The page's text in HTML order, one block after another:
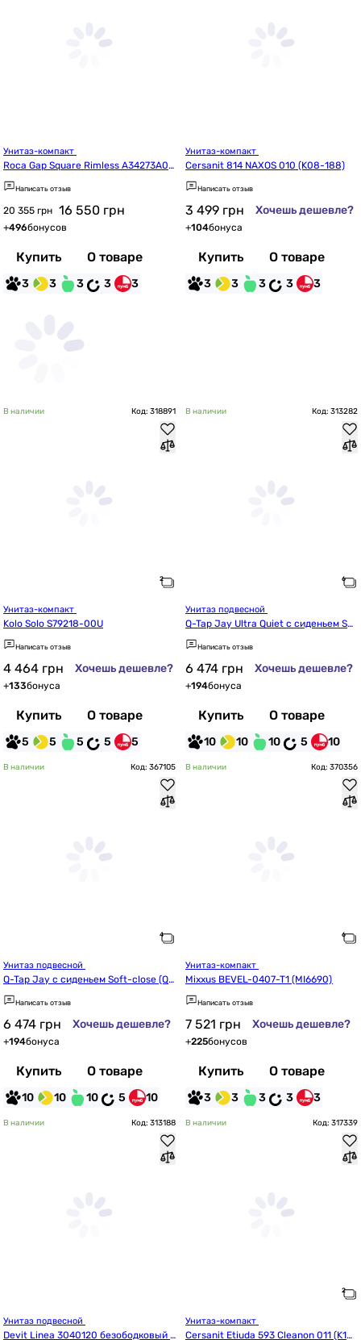
Roca Gap Square Rimless A34273A00
0+A341470000+A801732001
Написать отзыв
20 355 грн 16 550 грн
+496бонусов
Купить О товаре
3 3 3 3 3
Cersanit 814 NAXOS 010 (K08-188)
Написать отзыв
3 499 грн Хочешь дешевле?
+104бонуса
Купить О товаре
3 3 3 3 3
В наличии Код: 318891
Kolo Solo S79218-00U
Написать отзыв
4 464 грн Хочешь дешевле?
+133бонуса
Купить О товаре
5 5 5 5 5
В наличии Код: 313282
Q-Tap Jay Ultra Quiet с сиденьем Sof
t-close QT07335177W
Написать отзыв
6 474 грн Хочешь дешевле?
+194бонуса
Купить О товаре
10 10 10 5 10
В наличии Код: 367105
Q-Tap Jay с сиденьем Soft-close (QT
07335175W)
Написать отзыв
6 474 грн Хочешь дешевле?
+194бонуса
Купить О товаре
10 10 10 5 10
В наличии Код: 370356
Mixxus BEVEL-0407-T1 (MI6690)
Написать отзыв
7 521 грн Хочешь дешевле?
+225бонусов
Купить О товаре
3 3 3 3 3
В наличии Код: 313188
Devit Linea 3040120 безободковый с
В наличии Код: 317339
Cersanit Etiuda 593 Cleanon 011 (K10